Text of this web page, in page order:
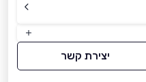
יצירת קשר